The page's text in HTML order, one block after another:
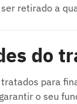
retirado a
do
tratados para
o seu